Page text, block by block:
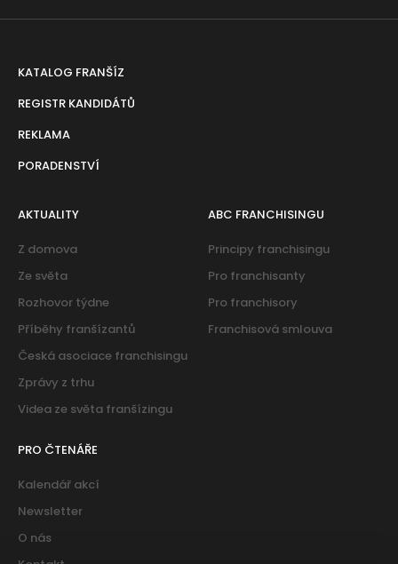
KATALOG FRANŠÍZ
REGISTR KANDIDÁTŮ
REKLAMA
PORADENSTVÍ
AKTUALITY
Z domova
Ze světa
Rozhovor týdne
Příběhy franšízantů
Česká asociace franchisingu
Zprávy z trhu
Videa ze světa franšízingu
ABC FRANCHISINGU
Principy franchisingu
Pro franchisanty
Pro franchisory
Franchisová smlouva
PRO ČTENÁŘE
Kalendář akcí
Newsletter
O nás